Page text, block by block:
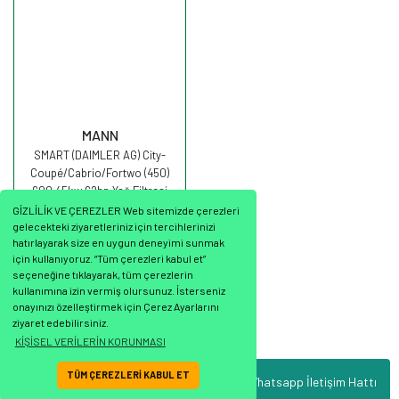
GİZLİLİK VE ÇEREZLER Web sitemizde çerezleri
gelecekteki ziyaretleriniz için tercihlerinizi
hatırlayarak size en uygun deneyimi sunmak
için kullanıyoruz. “Tüm çerezleri kabul et”
seçeneğine tıklayarak, tüm çerezlerin
kullanımına izin vermiş olursunuz. İsterseniz
onayınızı özelleştirmek için Çerez Ayarlarını
ziyaret edebilirsiniz.
KİŞİSEL VERİLERİN KORUNMASI
TÜM ÇEREZLERİ KABUL ET Whatsapp İletişim Hattı
MANN
SMART (DAIMLER AG) City-
Coupé/Cabrio/Fortwo (450)
600 45kw 62hp Yağ Filtresi
HU68x MANN
236,66 TL